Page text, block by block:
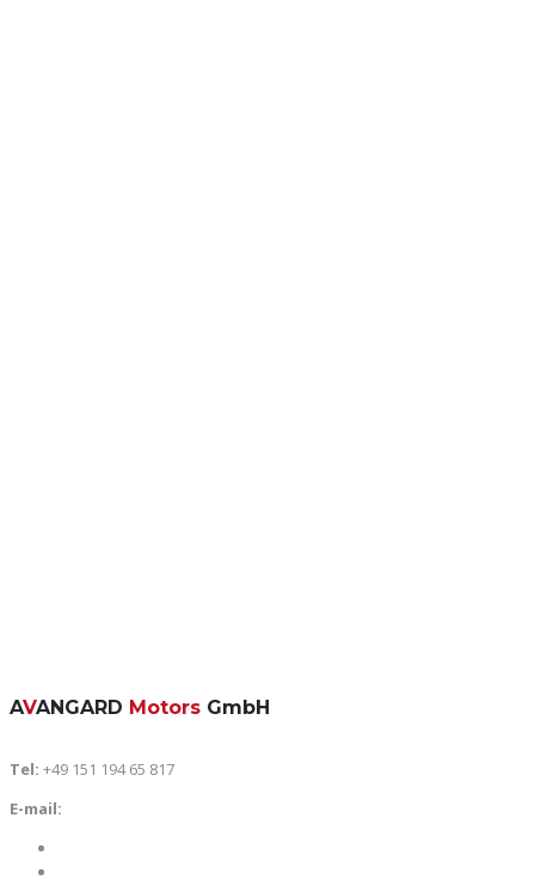
AVANGARD Motors GmbH
Tel: +49 151 194 65 817
E-mail: